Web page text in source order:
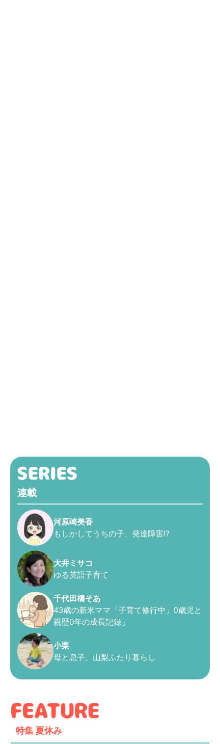
連載
河原崎美香
もしかしてうちの子、発達障害!?
大井ミサコ
ゆる英語子育て
千代田橋そあ
43歳の新米ママ「子育て修行中」0歳児と
親歴0年の成長記録」
小栗
母と息子、山梨ふたり暮らし
特集 夏休み